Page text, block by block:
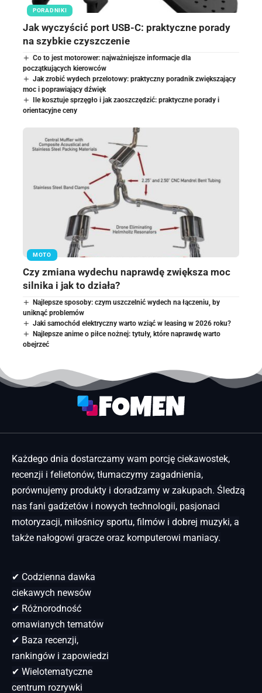
PORADNIKI
Jak wyczyścić port USB-C: praktyczne porady
na szybkie czyszczenie
Co to jest motorower: najważniejsze informacje dla
początkujących kierowców
Jak zrobić wydech przelotowy: praktyczny poradnik zwiększający
moc i poprawiający dźwięk
Ile kosztuje sprzęgło i jak zaoszczędzić: praktyczne porady i
orientacyjne ceny
MOTO
Czy zmiana wydechu naprawdę zwiększa moc
silnika i jak to działa?
Najlepsze sposoby: czym uszczelnić wydech na łączeniu, by
uniknąć problemów
Jaki samochód elektryczny warto wziąć w leasing w 2026 roku?
Najlepsze anime o piłce nożnej: tytuły, które naprawdę warto
obejrzeć
Każdego dnia dostarczamy wam porcję ciekawostek,
recenzji i felietonów, tłumaczymy zagadnienia,
porównujemy produkty i doradzamy w zakupach. Śledzą
nas fani gadżetów i nowych technologii, pasjonaci
motoryzacji, miłośnicy sportu, filmów i dobrej muzyki, a
także nałogowi gracze oraz komputerowi maniacy.
✔ Codzienna dawka
ciekawych newsów
✔ Różnorodność
omawianych tematów
✔ Baza recenzji,
rankingów i zapowiedzi
✔ Wielotematyczne
centrum rozrywki